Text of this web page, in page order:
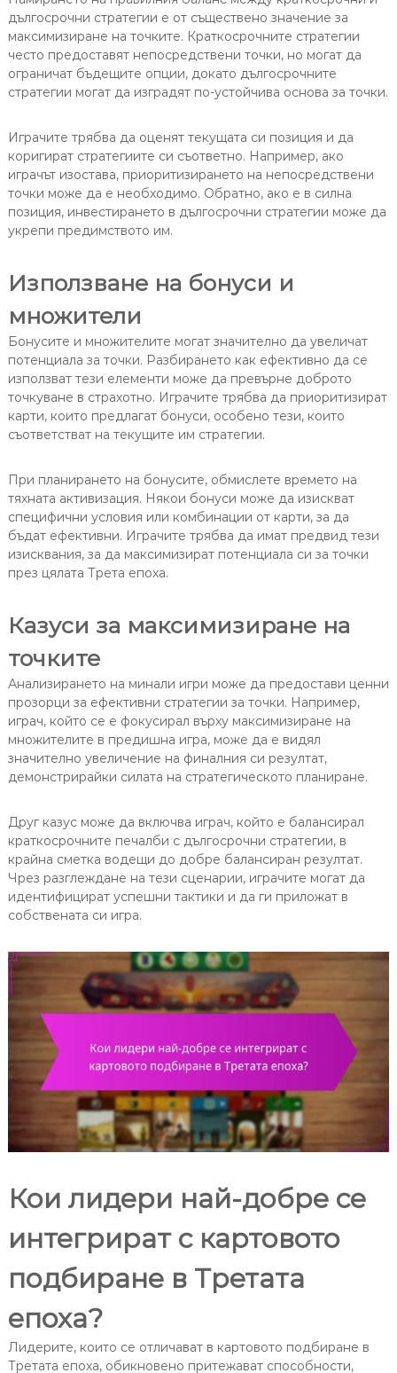
дългосрочни стратегии е от съществено значение за
максимизиране на точките. Краткосрочните стратегии
често предоставят непосредствени точки, но могат да
ограничат бъдещите опции, докато дългосрочните
стратегии могат да изградят по-устойчива основа за точки.
Играчите трябва да оценят текущата си позиция и да
коригират стратегиите си съответно. Например, ако
играчът изостава, приоритизирането на непосредствени
точки може да е необходимо. Обратно, ако е в силна
позиция, инвестирането в дългосрочни стратегии може да
укрепи предимството им.
Използване на бонуси и
множители
Бонусите и множителите могат значително да увеличат
потенциала за точки. Разбирането как ефективно да се
използват тези елементи може да превърне доброто
точкуване в страхотно. Играчите трябва да приоритизират
карти, които предлагат бонуси, особено тези, които
съответстват на текущите им стратегии.
При планирането на бонусите, обмислете времето на
тяхната активизация. Някои бонуси може да изискват
специфични условия или комбинации от карти, за да
бъдат ефективни. Играчите трябва да имат предвид тези
изисквания, за да максимизират потенциала си за точки
през цялата Трета епоха.
Казуси за максимизиране на
точките
Анализирането на минали игри може да предостави ценни
прозорци за ефективни стратегии за точки. Например,
играч, който се е фокусирал върху максимизиране на
множителите в предишна игра, може да е видял
значително увеличение на финалния си резултат,
демонстрирайки силата на стратегическото планиране.
Друг казус може да включва играч, който е балансирал
краткосрочните печалби с дългосрочни стратегии, в
крайна сметка водещи до добре балансиран резултат.
Чрез разглеждане на тези сценарии, играчите могат да
идентифицират успешни тактики и да ги приложат в
собствената си игра.
Кои лидери най-добре се
интегрират с картовото
подбиране в Третата
епоха?
Лидерите, които се отличават в картовото подбиране в
Третата епоха, обикновено притежават способности,